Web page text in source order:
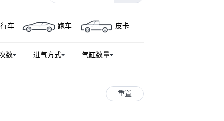
车 跑车 皮卡
数 进气方式 气缸数量
重置